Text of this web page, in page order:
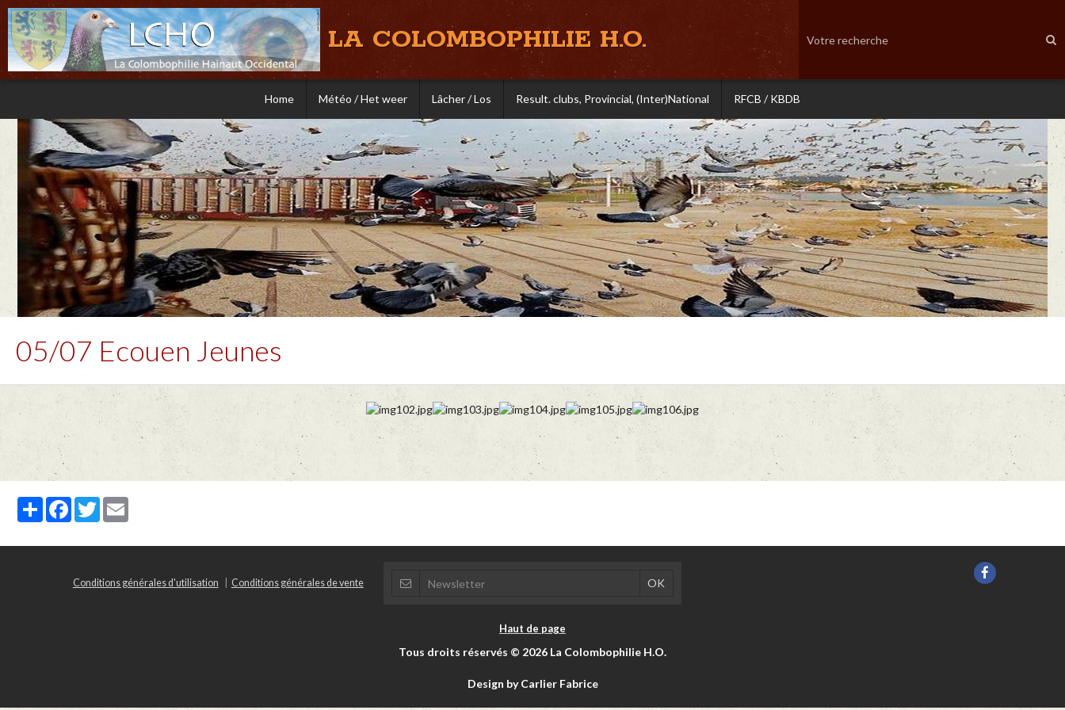
LA COLOMBOPHILIE H.O.
Home Météo / Het weer Lâcher / Los Result. clubs, Provincial, (Inter)National RFCB / KBDB
05/07 Ecouen Jeunes
PartagerFacebook
Twitter
Conditions générales d'utilisation Conditions générales de vente
Haut de page
Tous droits réservés © 2026 La Colombophilie H.O.
Design by Carlier Fabrice